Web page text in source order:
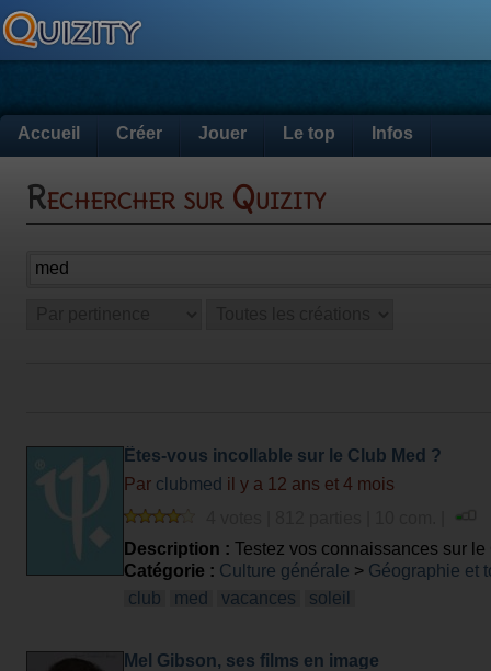
Accueil Créer Jouer Le top Infos
Rechercher sur Quizity
Êtes-vous incollable sur le Club Med ?
Par clubmed il y a 12 ans et 4 mois
Description : Testez vos connaissances sur
Catégorie : Culture générale > Géographie et
club
med vacances soleil
Mel Gibson, ses films en image